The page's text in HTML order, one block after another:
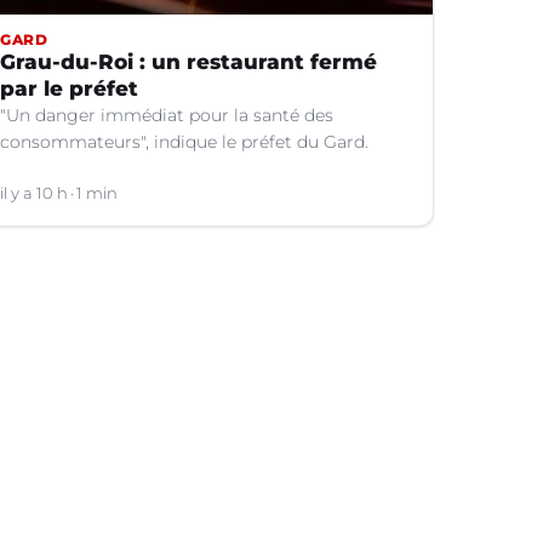
GARD
Grau-du-Roi : un restaurant fermé
par le préfet
"Un danger immédiat pour la santé des
consommateurs", indique le préfet du Gard.
il y a 10 h 1 min